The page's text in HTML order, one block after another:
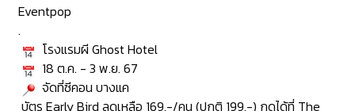
Eventpop
.
โรงแรมผี Ghost Hotel
18 ต.ค. - 3 พ.ย. 67
จัดที่ซีคอน บางแค
บัตร Early Bird ลดเหลือ 169.-/คน (ปกติ 199.-) กดได้ที่ The